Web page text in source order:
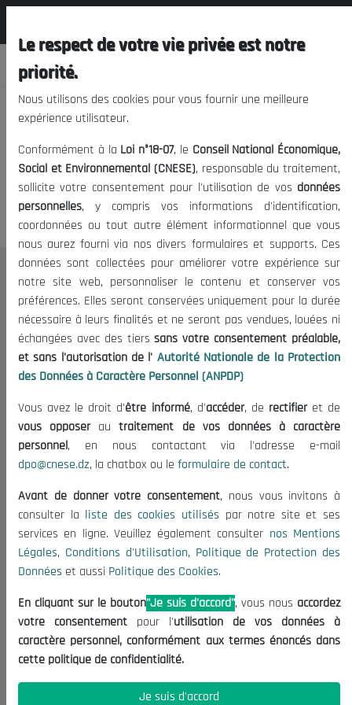
Nous vous prions de nous
excuser, mais l'accès à ce
contenu est restreint.
Le CNESE
A Propos
Le président
Organisation
Publications
Informations utiles
Appels d'offres et Consultations
Mentions Légales
Conditions d'Utilisation
Politique de Protection des Données
Politique des Cookies
Nous Contacter
(+213) 021 98 01 00|01|02
contact@cnese.dz
Suggestions ou Initiatives ?
Newsletter
dernières nouvelles.
Le respect de votre vie privée est notre
priorité.
Nous utilisons des cookies pour vous fournir une meilleure
expérience utilisateur.
Conformément à la Loi n°18-07, le Conseil National Économique,
Social et Environnemental (CNESE), responsable du traitement,
sollicite votre consentement pour l'utilisation de vos données
personnelles, y compris vos informations d'identification,
coordonnées ou tout autre élément informationnel que vous
nous aurez fourni via nos divers formulaires et supports. Ces
données sont collectées pour améliorer votre expérience sur
notre site web, personnaliser le contenu et conserver vos
préférences. Elles seront conservées uniquement pour la durée
nécessaire à leurs finalités et ne seront pas vendues, louées ni
échangées avec des tierssans votre consentement préalable,
et sans l'autorisation de l' Autorité Nationale de la Protection
des Données à Caractère Personnel (ANPDP)
Vous avez le droit d'être informé, d'accéder, de rectifieret de
vous opposerautraitement de vos données à caractère
personnel, en nous contactant via l'adresse e-mail
dpo@cnese.dz, la chatbox ou le formulaire de contact.
Avant de donner votre consentement, nous vous invitons à
consulter la liste des cookies utilisés par notre site et ses
services en ligne. Veuillez également consulter nos Mentions
Légales, Conditions d'Utilisation, Politique de Protection des
Données et aussi Politique des Cookies.
En cliquant sur le bouton"Je suis d'accord", vous nous accordez
votre consentement pour l'utilisation de vos données à
caractère personnel, conformément aux termes énoncés dans
cette politique de confidentialité.
Je suis d'accord